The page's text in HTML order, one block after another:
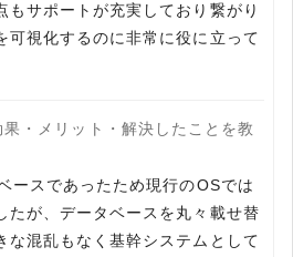
もサポートが充実しており繋がり
可視化するのに非常に役に立って
・メリット・解決したことを教
ースであったため現行のOSでは
たが、データベースを丸々載せ替
な混乱もなく基幹システムとして